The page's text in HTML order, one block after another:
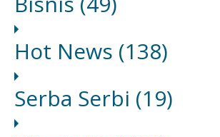
Hot News (138)
Serba Serbi (19)